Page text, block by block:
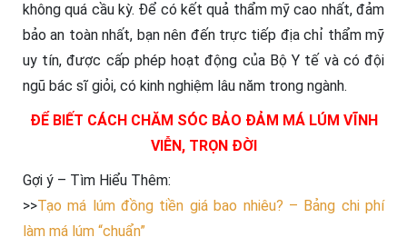
không quá cầu kỳ. Để có kết quả thẩm mỹ cao nhất, đảm
bảo an toàn nhất, bạn nên đến trực tiếp địa chỉ thẩm mỹ
uy tín, được cấp phép hoạt động của Bộ Y tế và có đội
ngũ bác sĩ giỏi, có kinh nghiệm lâu năm trong ngành.
ĐỂ BIẾT CÁCH CHĂM SÓC BẢO ĐẢM MÁ LÚM VĨNH
VIỄN, TRỌN ĐỜI
Gợi ý – Tìm Hiểu Thêm:
>>Tạo má lúm đồng tiền giá bao nhiêu? – Bảng chi phí
làm má lúm “chuẩn”